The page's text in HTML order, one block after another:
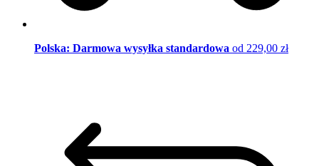
Polska: Darmowa wysyłka standardowa od 229,00 zł